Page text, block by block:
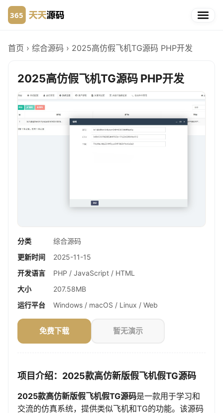
首页 › 综合源码 › 2025高仿假飞机TG源码 PHP开发
2025高仿假飞机TG源码 PHP开发
分类
综合源码
更新时间
2025-11-15
开发语言
PHP / JavaScript / HTML
大小
207.58MB
运行平台
Windows / macOS / Linux / Web
免费下载 暂无演示
项目介绍：2025款高仿新版假飞机假TG源码
2025款高仿新版假飞机假TG源码是一款用于学习和
交流的仿真系统，提供类似飞机和TG的功能。该源码